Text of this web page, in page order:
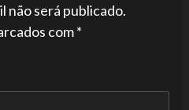
não será publicado.
com*